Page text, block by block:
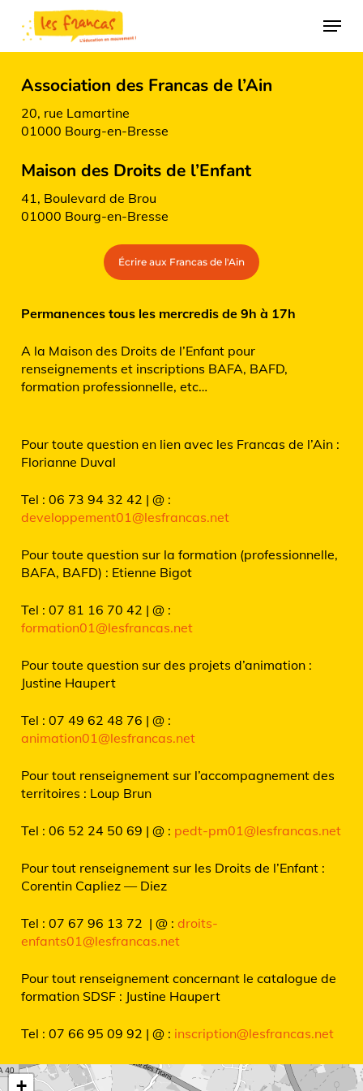
Panneau de gestion des cookies
main
Menu
Association des Francas de l’Ain
20, rue Lamartine
01000 Bourg-en-Bresse
Maison des Droits de l’Enfant
41, Boulevard de Brou
01000 Bourg-en-Bresse
Écrire aux Francas de l'Ain
Permanences tous les mercredis de 9h à 17h
A la Maison des Droits de l’Enfant pour
renseignements et inscriptions BAFA, BAFD,
formation professionnelle, etc…
Pour toute question en lien avec les Francas de l’Ain :
Florianne Duval
Tel : 06 73 94 32 42 | @ :
developpement01@lesfrancas.net
Pour toute question sur la formation (professionnelle,
BAFA, BAFD) : Etienne Bigot
Tel : 07 81 16 70 42 | @ :
formation01@lesfrancas.net
Pour toute question sur des projets d’animation :
Justine Haupert
Tel : 07 49 62 48 76 | @ :
animation01@lesfrancas.net
Pour tout renseignement sur l’accompagnement des
territoires : Loup Brun
Tel : 06 52 24 50 69 | @ : pedt-pm01@lesfrancas.net
Pour tout renseignement sur les Droits de l’Enfant :
Corentin Capliez — Diez
Tel : 07 67 96 13 72 | @ : droits-
enfants01@lesfrancas.net
Pour tout renseignement concernant le catalogue de
formation SDSF : Justine Haupert
Tel : 07 66 95 09 92 | @ : inscription@lesfrancas.net
+